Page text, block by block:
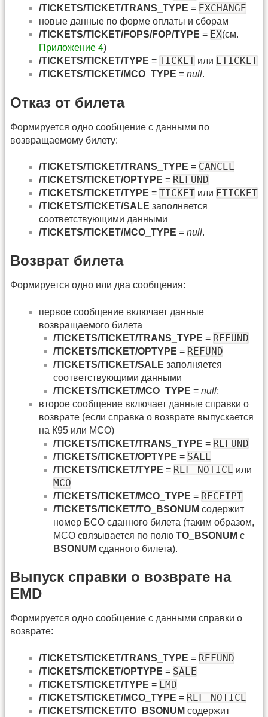
/TICKETS/TICKET/TRANS_TYPE = EXCHANGE
новые данные по форме оплаты и сборам
/TICKETS/TICKET/FOPS/FOP/TYPE = EX(см.
Приложение 4)
/TICKETS/TICKET/TYPE = TICKET или ETICKET
/TICKETS/TICKET/MCO_TYPE = null.
Отказ от билета
Формируется одно сообщение с данными по
возвращаемому билету:
/TICKETS/TICKET/TRANS_TYPE = СANCEL
/TICKETS/TICKET/OPTYPE = REFUND
/TICKETS/TICKET/TYPE = TICKET или ETICKET
/TICKETS/TICKET/SALE заполняется
соответствующими данными
/TICKETS/TICKET/MCO_TYPE = null.
Возврат билета
Формируется одно или два сообщения:
первое сообщение включает данные
возвращаемого билета
/TICKETS/TICKET/TRANS_TYPE = REFUND
/TICKETS/TICKET/OPTYPE = REFUND
/TICKETS/TICKET/SALE заполняется
соответствующими данными
/TICKETS/TICKET/MCO_TYPE = null;
второе сообщение включает данные справки о
возврате (если справка о возврате выпускается
на К95 или MCO)
/TICKETS/TICKET/TRANS_TYPE = REFUND
/TICKETS/TICKET/OPTYPE = SALE
/TICKETS/TICKET/TYPE = REF_NOTICE или
MCO
/TICKETS/TICKET/MCO_TYPE = RECEIPT
/TICKETS/TICKET/TO_BSONUM содержит
номер БСО сданного билета (таким образом,
МСО связывается по полю TO_BSONUM с
BSONUM сданного билета).
Выпуск справки о возврате на
EMD
Формируется одно сообщение с данными справки о
возврате:
/TICKETS/TICKET/TRANS_TYPE = REFUND
/TICKETS/TICKET/OPTYPE = SALE
/TICKETS/TICKET/TYPE = EMD
/TICKETS/TICKET/MCO_TYPE = REF_NOTICE
/TICKETS/TICKET/TO_BSONUM содержит